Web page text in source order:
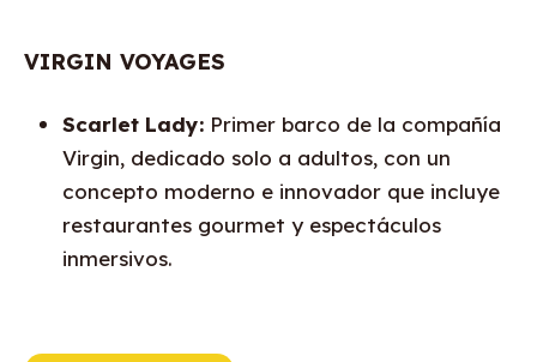
VIRGIN VOYAGES
Scarlet Lady: Primer barco de la compañía
Virgin, dedicado solo a adultos, con un
concepto moderno e innovador que incluye
restaurantes gourmet y espectáculos
inmersivos.